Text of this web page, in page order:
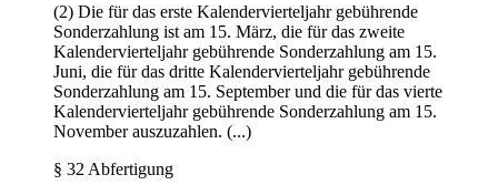
(2) Die für das erste Kalendervierteljahr gebührende
Sonderzahlung ist am 15. März, die für das zweite
Kalendervierteljahr gebührende Sonderzahlung am 15.
Juni, die für das dritte Kalendervierteljahr gebührende
Sonderzahlung am 15. September und die für das vierte
Kalendervierteljahr gebührende Sonderzahlung am 15.
November auszuzahlen. (...)
§ 32 Abfertigung